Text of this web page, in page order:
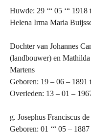
Huwde: 29 ‘“ 05 ‘“
Helena Irma Maria
Dochter van Johannes
(landbouwer) en
Martens
Geboren: 19 – 06 – 1891
Overleden: 13 – 01 –
g. Josephus Franciscus
Geboren: 01 ‘“ 05 –